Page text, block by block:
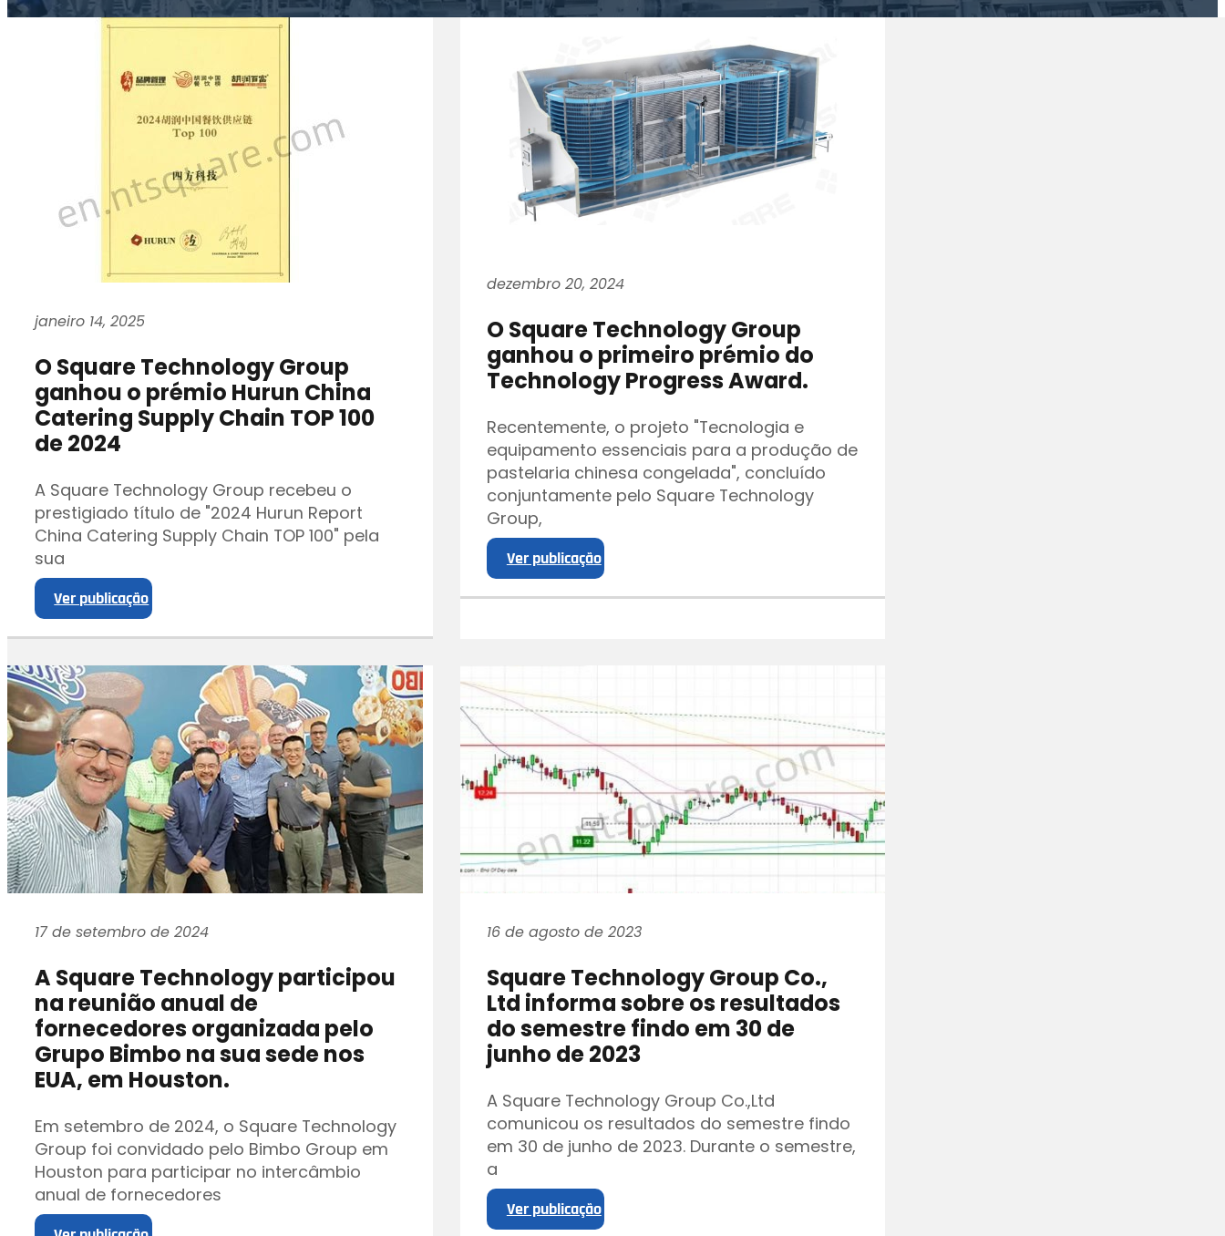
janeiro 14, 2025
O Square Technology Group
ganhou o prémio Hurun China
Catering Supply Chain TOP 100
de 2024
A Square Technology Group recebeu o
prestigiado título de "2024 Hurun Report
China Catering Supply Chain TOP 100" pela
sua
Ver publicação
dezembro 20, 2024
O Square Technology Group
ganhou o primeiro prémio do
Technology Progress Award.
Recentemente, o projeto "Tecnologia e
equipamento essenciais para a produção de
pastelaria chinesa congelada", concluído
conjuntamente pelo Square Technology
Group,
Ver publicação
17 de setembro de 2024
A Square Technology participou
na reunião anual de
fornecedores organizada pelo
Grupo Bimbo na sua sede nos
EUA, em Houston.
Em setembro de 2024, o Square Technology
Group foi convidado pelo Bimbo Group em
Houston para participar no intercâmbio
anual de fornecedores
16 de agosto de 2023
Square Technology Group Co.,
Ltd informa sobre os resultados
do semestre findo em 30 de
junho de 2023
A Square Technology Group Co.,Ltd
comunicou os resultados do semestre findo
em 30 de junho de 2023. Durante o semestre,
a
Ver publicação